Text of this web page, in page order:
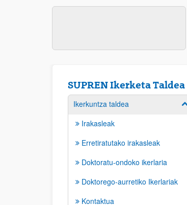
SUPREN Ikerketa Taldea
Ikerkuntza taldea
Irakasleak
Erretiratutako irakasleak
Doktoratu-ondoko ikerlaria
Doktorego-aurretiko Ikerlariak
Kontaktua